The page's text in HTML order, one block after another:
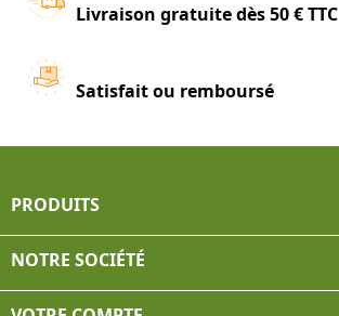
Livraison gratuite dès 50 € TTC
Satisfait ou remboursé
PRODUITS
NOTRE SOCIÉTÉ